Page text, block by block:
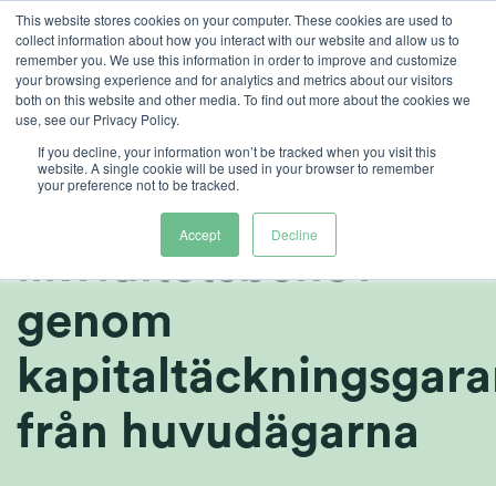
This website stores cookies on your computer. These cookies are used to
collect information about how you interact with our website and allow us to
remember you. We use this information in order to improve and customize
your browsing experience and for analytics and metrics about our visitors
both on this website and other media. To find out more about the cookies we
use, see our Privacy Policy.
If you decline, your information won’t be tracked when you visit this
website. A single cookie will be used in your browser to remember
your preference not to be tracked.
Accept Decline
Skip
content
Heliospectra AB
tryggar framtida
likviditetsbehov
genom
från huvudägarna